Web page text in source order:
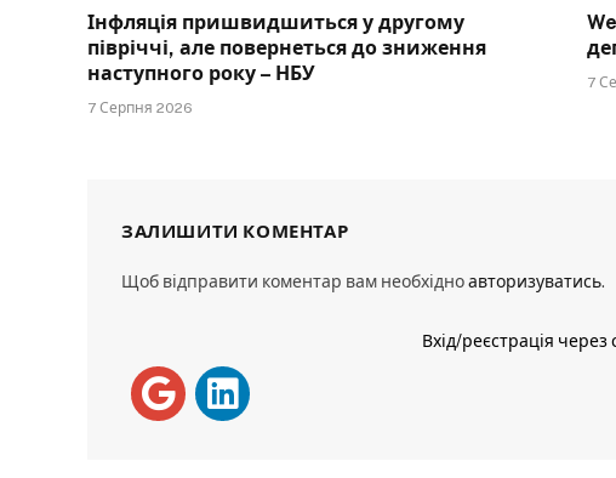
Інфляція пришвидшиться у другому
півріччі, але повернеться до зниження
наступного року – НБУ
7 Серпня 2026
7
ЗАЛИШИТИ КОМЕНТАР
Щоб відправити коментар вам необхідноавторизуватись.
Вхід/реєстрація через